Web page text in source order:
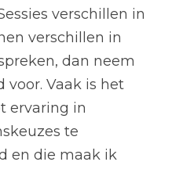
verschillen in
verschillen in
dan neem
voor. Vaak is het
ervaring in
te
en die maak ik